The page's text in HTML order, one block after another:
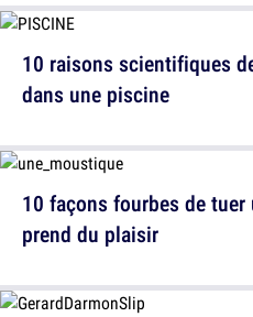
10 raisons scientifiques
dans une piscine
10 façons fourbes de
prend du plaisir